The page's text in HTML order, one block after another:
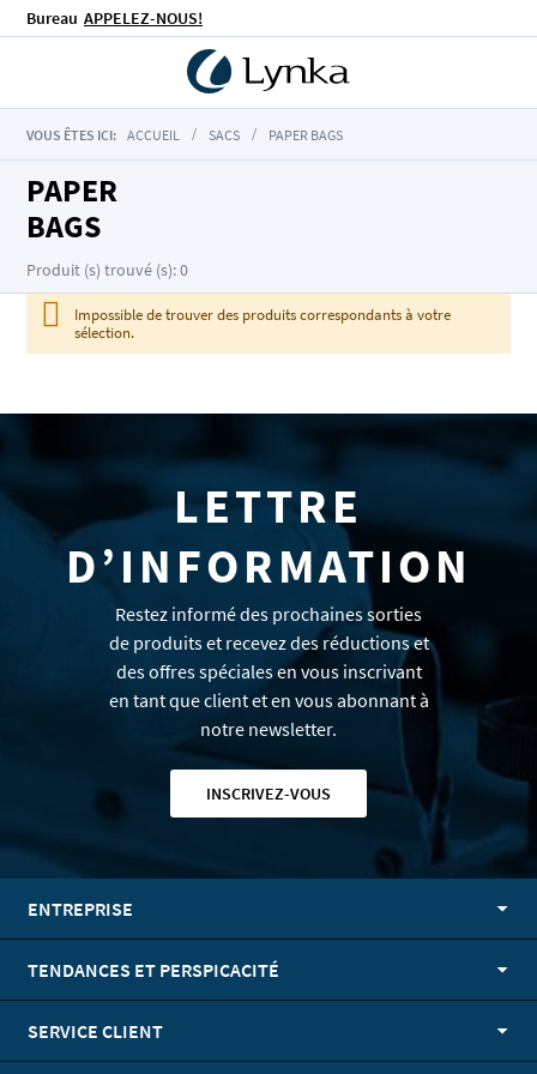
Bureau APPELEZ-NOUS!
VOUS ÊTES ICI: ACCUEIL SACS PAPER BAGS
PAPER
BAGS
Produit (s) trouvé (s): 0
Impossible de trouver des produits correspondants à votre
sélection.
LETTRE
D’INFORMATION
Restez informé des prochaines sorties
de produits et recevez des réductions et
des offres spéciales en vous inscrivant
en tant que client et en vous abonnant à
notre newsletter.
INSCRIVEZ-VOUS
ENTREPRISE
TENDANCES ET PERSPICACITÉ
SERVICE CLIENT